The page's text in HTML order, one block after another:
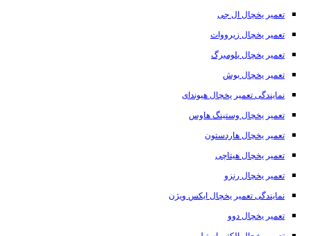
تعمیر یخچال ال جی
تعمیر یخچال زیرووات
تعمیر یخچال بلومبرگ
تعمیر یخچال بوش
نمایندگی تعمیر یخچال هیوندای
تعمیر یخچال وستینگ هاوس
تعمیر یخچال هاردستون
تعمیر یخچال هیتاچی
تعمیر یخچال رنزو
نمایندگی تعمیر یخچال ایکس ویژن
تعمیر یخچال دوو